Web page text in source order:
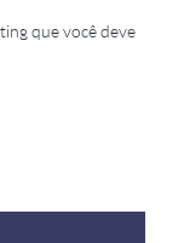
que você deve